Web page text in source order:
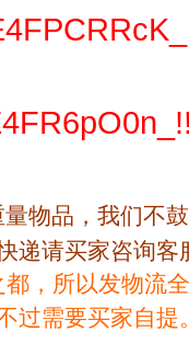
物品，我们不
递请买家咨询
，所以发物流
过需要买家自提。